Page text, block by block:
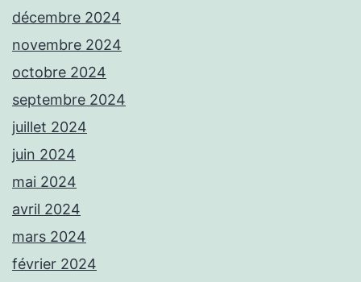
décembre 2024
novembre 2024
octobre 2024
septembre 2024
juillet 2024
juin 2024
mai 2024
avril 2024
mars 2024
février 2024